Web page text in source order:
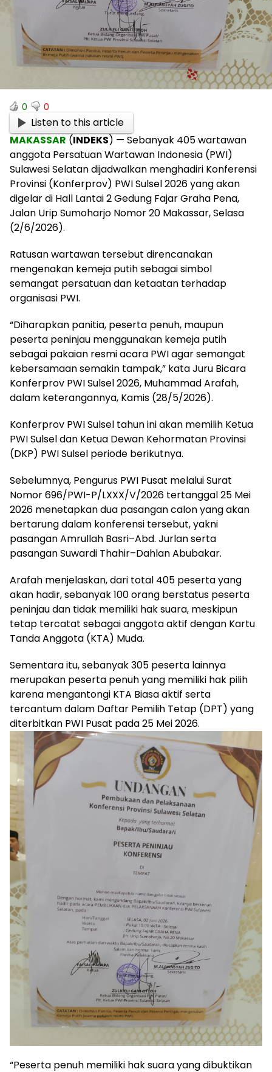
0 0
Listen to this article
MAKASSAR (INDEKS) — Sebanyak 405 wartawan
anggota Persatuan Wartawan Indonesia (PWI)
Sulawesi Selatan dijadwalkan menghadiri Konferensi
Provinsi (Konferprov) PWI Sulsel 2026 yang akan
digelar di Hall Lantai 2 Gedung Fajar Graha Pena,
Jalan Urip Sumoharjo Nomor 20 Makassar, Selasa
(2/6/2026).
Ratusan wartawan tersebut direncanakan
mengenakan kemeja putih sebagai simbol
semangat persatuan dan ketaatan terhadap
organisasi PWI.
“Diharapkan panitia, peserta penuh, maupun
peserta peninjau menggunakan kemeja putih
sebagai pakaian resmi acara PWI agar semangat
kebersamaan semakin tampak,” kata Juru Bicara
Konferprov PWI Sulsel 2026, Muhammad Arafah,
dalam keterangannya, Kamis (28/5/2026).
Konferprov PWI Sulsel tahun ini akan memilih Ketua
PWI Sulsel dan Ketua Dewan Kehormatan Provinsi
(DKP) PWI Sulsel periode berikutnya.
Sebelumnya, Pengurus PWI Pusat melalui Surat
Nomor 696/PWI-P/LXXX/V/2026 tertanggal 25 Mei
2026 menetapkan dua pasangan calon yang akan
bertarung dalam konferensi tersebut, yakni
pasangan Amrullah Basri–Abd. Jurlan serta
pasangan Suwardi Thahir–Dahlan Abubakar.
Arafah menjelaskan, dari total 405 peserta yang
akan hadir, sebanyak 100 orang berstatus peserta
peninjau dan tidak memiliki hak suara, meskipun
tetap tercatat sebagai anggota aktif dengan Kartu
Tanda Anggota (KTA) Muda.
Sementara itu, sebanyak 305 peserta lainnya
merupakan peserta penuh yang memiliki hak pilih
karena mengantongi KTA Biasa aktif serta
tercantum dalam Daftar Pemilih Tetap (DPT) yang
diterbitkan PWI Pusat pada 25 Mei 2026.
“Peserta penuh memiliki hak suara yang dibuktikan